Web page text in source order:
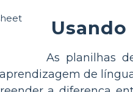
As planilhas
de